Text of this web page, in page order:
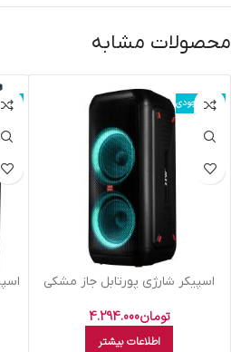
محصولات مشابه
اتمام موجودی
اسپيکر شارژي پورتابل جاز مشکي
تومان4.294.000
اطلاعات بیشتر